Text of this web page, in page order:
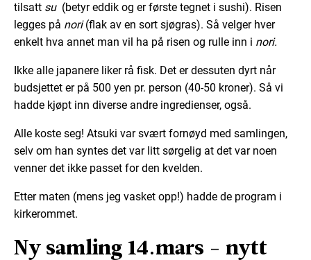
tilsatt su (betyr eddik og er første tegnet i sushi). Risen
legges på nori(flak av en sort sjøgras). Så velger hver
enkelt hva annet man vil ha på risen og rulle inn i nori.
Ikke alle japanere liker rå fisk. Det er dessuten dyrt når
budsjettet er på 500 yen pr. person (40-50 kroner). Så vi
hadde kjøpt inn diverse andre ingredienser, også.
Alle koste seg! Atsuki var svært fornøyd med samlingen,
selv om han syntes det var litt sørgelig at det var noen
venner det ikke passet for den kvelden.
Etter maten (mens jeg vasket opp!) hadde de program i
kirkerommet.
Ny samling 14.mars - nytt